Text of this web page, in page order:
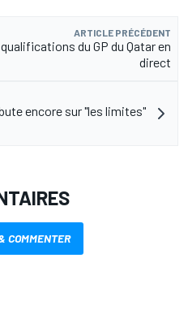
ARTICLE PRÉCÉDENT
du GP du Qatar en
direct
encore sur "les limites"
COMMENTER